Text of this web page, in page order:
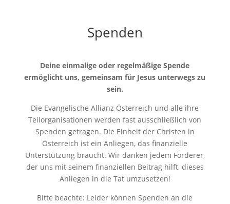
Spenden
Deine einmalige oder regelmäßige Spende
ermöglicht uns, gemeinsam für Jesus unterwegs zu
sein.
Die Evangelische Allianz Österreich und alle ihre
Teilorganisationen werden fast ausschließlich von
Spenden getragen. Die Einheit der Christen in
Österreich ist ein Anliegen, das finanzielle
Unterstützung braucht. Wir danken jedem Förderer,
der uns mit seinem finanziellen Beitrag hilft, dieses
Anliegen in die Tat umzusetzen!
Bitte beachte: Leider können Spenden an die